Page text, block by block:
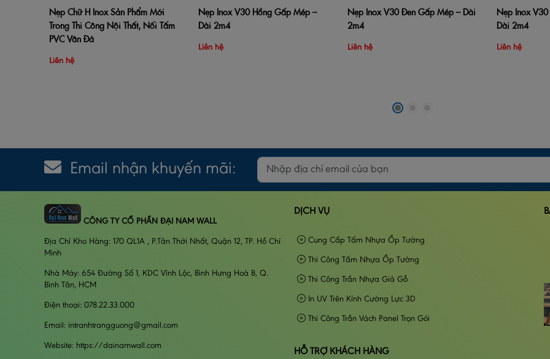
Thêm vào giỏ hàng Xem nhanh
Nẹp Chữ H Inox Sản Phẩm Mới
Trong Thi Công Nội Thất, Nối Tấm
PVC Vân Đá
Liên hệ
Thêm vào giỏ hàng Xem nhanh
Nẹp Inox V30 Hồng Gấp Mép –
Dài 2m4
Liên hệ
Thêm vào giỏ hàng Xem nhanh
Nẹp Inox V30 Đen Gấp Mép – Dài
2m4
Liên hệ
Thêm vào giỏ
Nẹp Inox
Dài 2m4
Liên hệ
Email nhận khuyến mãi:
CÔNG TY CỔ PHẦN ĐẠI NAM WALL
Địa Chỉ Kho Hàng: 170 QL1A , P.Tân Thới Nhất, Quận 12, TP. Hồ Chí
Minh
Nhà Máy: 654 Đường Số 1, KDC Vĩnh Lộc, Bình Hưng Hoà B, Q.
Bình Tân, HCM
Điện thoại: 078.22.33.000
Email: intranhtrangguong@gmail.com
Website: https://dainamwall.com
DỊCH VỤ
Cung Cấp Tấm Nhựa Ốp Tường
Thi Công Tấm Nhựa Ốp Tường
Thi Công Trần Nhựa Giả Gỗ
In UV Trên Kính Cường Lực 3D
Thi Công Trần Vách Panel Trọn Gói
HỖ TRỢ KHÁCH HÀNG